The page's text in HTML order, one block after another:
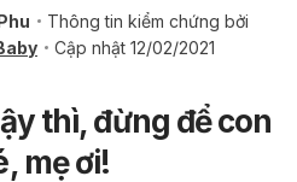
Thông tin kiểm chứng bởi
Cập nhật 12/02/2021
thì, đừng để con
mẹ ơi!